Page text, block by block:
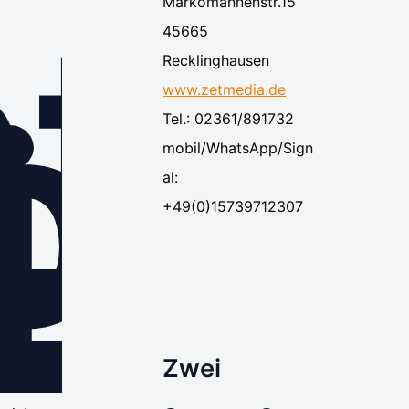
45665
Recklinghausen
www.zetmedia.de
Tel.: 02361/891732
mobil/WhatsApp/Sign
al:
+49(0)15739712307
Zwei